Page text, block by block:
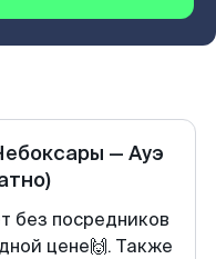
— Ауэ
без посредников
цене🙌. Также